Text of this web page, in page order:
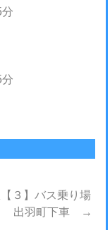
】バス乗り場
出羽町下車 →